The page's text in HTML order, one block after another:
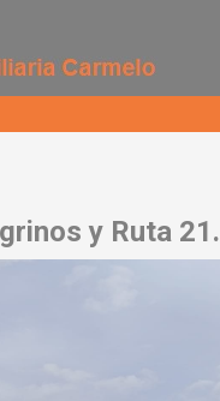
y Ruta 21.